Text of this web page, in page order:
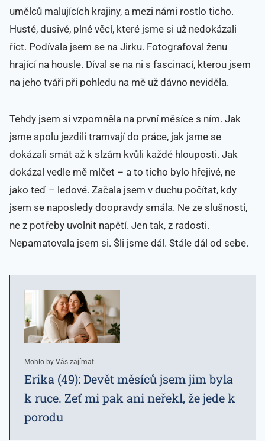
umělců malujících krajiny, a mezi námi rostlo ticho.
Husté, dusivé, plné věcí, které jsme si už nedokázali
říct. Podívala jsem se na Jirku. Fotografoval ženu
hrající na housle. Díval se na ni s fascinací, kterou jsem
na jeho tváři při pohledu na mě už dávno neviděla.
Tehdy jsem si vzpomněla na první měsíce s ním. Jak
jsme spolu jezdili tramvají do práce, jak jsme se
dokázali smát až k slzám kvůli každé hlouposti. Jak
dokázal vedle mě mlčet – a to ticho bylo hřejivé, ne
jako teď – ledové. Začala jsem v duchu počítat, kdy
jsem se naposledy doopravdy smála. Ne ze slušnosti,
ne z potřeby uvolnit napětí. Jen tak, z radosti.
Nepamatovala jsem si. Šli jsme dál. Stále dál od sebe.
Mohlo by Vás zajímat:
Erika (49): Devět měsíců jsem jim byla
k ruce. Zeť mi pak ani neřekl, že jede k
porodu